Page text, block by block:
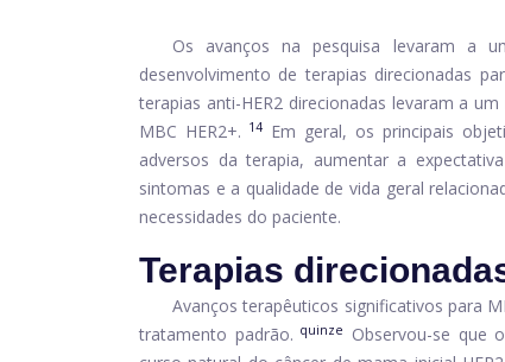
Os avanços na pesquisa levaram a
desenvolvimento de terapias direcionadas
terapias anti-HER2 direcionadas levaram a
MBC HER2+. 14 Em geral, os principais
adversos da terapia, aumentar a
sintomas e a qualidade de vida geral
necessidades do paciente.
Terapias
Avanços terapêuticos significativos para
tratamento padrão. quinze
Observou-se que